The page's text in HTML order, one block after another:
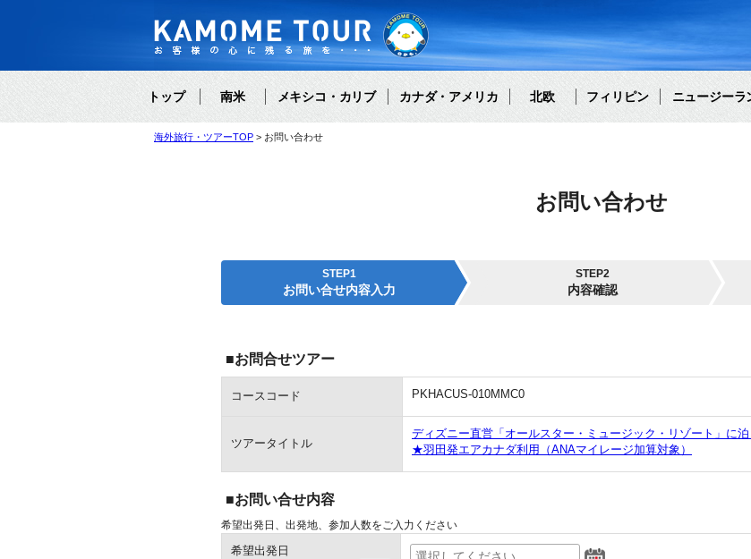
トップ 南米 メキシコ・カリブ カナダ・アメリカ 北欧 フィリピン ニュージーラ
海外旅行・ツアーTOP お問い合わせ
お問い合わせ
STEP1
お問い合せ内容入力
STEP2
内容確認
■お問合せツアー
コースコード PKHACUS-010MMC0
ツアータイトル
ディズニー直営「オールスター・ミュージック・リゾート」に
★羽田発エアカナダ利用（ANAマイレージ加算対象）
■お問い合せ内容
希望出発日、出発地、参加人数をご入力ください
希望出発日